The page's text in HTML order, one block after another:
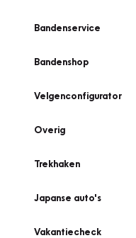
Bandenservice
Bandenshop
Velgenconfigurator
Overig
Trekhaken
Japanse auto's
Vakantiecheck